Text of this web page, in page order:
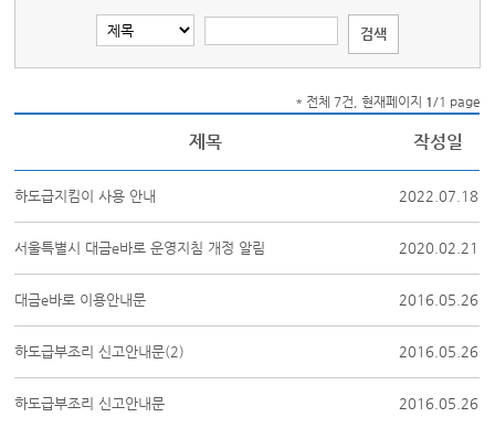
* 전체 7건, 현재페이지 1/1 page
제목 작성일
하도급지킴이 사용 안내 2022.07.18
서울특별시 대금e바로 운영지침 개정 알림 2020.02.21
대금e바로 이용안내문 2016.05.26
하도급부조리 신고안내문(2) 2016.05.26
하도급부조리 신고안내문 2016.05.26